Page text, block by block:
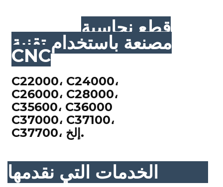
قطع نحاسية
مصنعة باستخدام تقنية
CNC
C22000، C24000،
C26000، C28000،
C35600، C36000
C37000، C37100،
C37700، إلخ.